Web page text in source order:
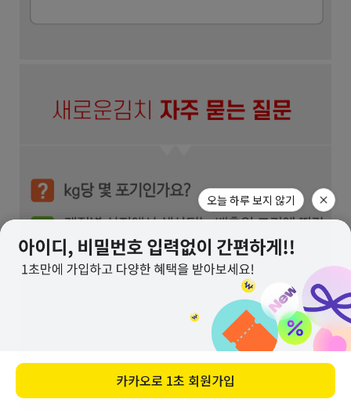
오늘 하루 보지 않기
카카오로 1초 회원가입